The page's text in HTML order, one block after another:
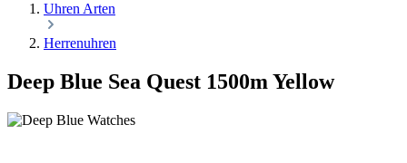
Uhren Arten
Herrenuhren
Deep Blue Sea Quest 1500m Yellow